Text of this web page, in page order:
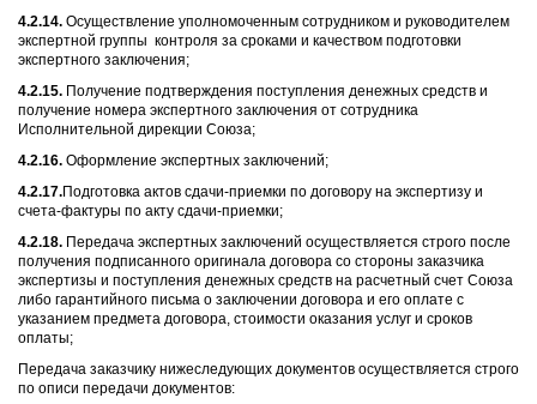
4.2.14. Осуществление уполномоченным сотрудником и руководителем
экспертной группы контроля за сроками и качеством подготовки
экспертного заключения;
4.2.15. Получение подтверждения поступления денежных средств и
получение номера экспертного заключения от сотрудника
Исполнительной дирекции Союза;
4.2.16. Оформление экспертных заключений;
4.2.17.Подготовка актов сдачи-приемки по договору на экспертизу и
счета-фактуры по акту сдачи-приемки;
4.2.18. Передача экспертных заключений осуществляется строго после
получения подписанного оригинала договора со стороны заказчика
экспертизы и поступления денежных средств на расчетный счет Союза
либо гарантийного письма о заключении договора и его оплате с
указанием предмета договора, стоимости оказания услуг и сроков
оплаты;
Передача заказчику нижеследующих документов осуществляется строго
по описи передачи документов: